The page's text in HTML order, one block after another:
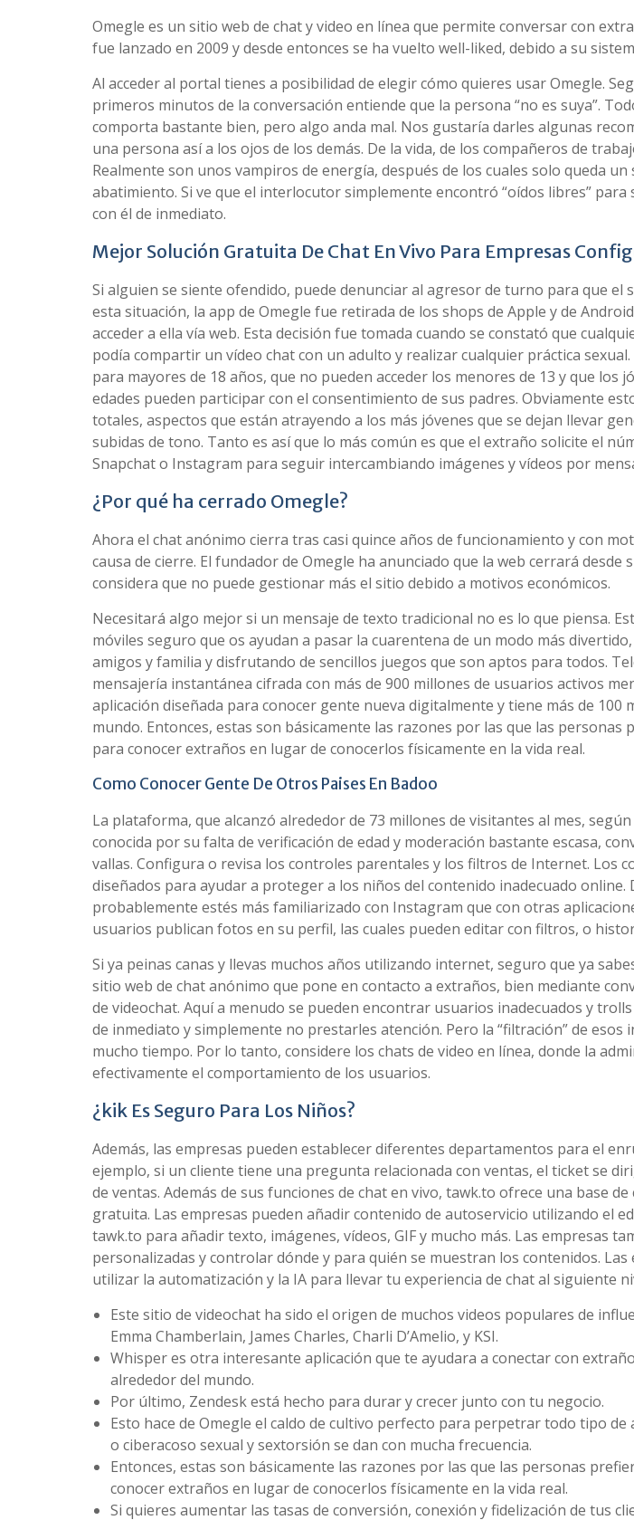
Omegle es un sitio web de chat y video en línea que permite conversar con
fue lanzado en 2009 y desde entonces se ha vuelto well-liked, debido a su
Al acceder al portal tienes a posibilidad de elegir cómo quieres usar Omegle.
primeros minutos de la conversación entiende que la persona “no es suya”.
comporta bastante bien, pero algo anda mal. Nos gustaría darles algunas
una persona así a los ojos de los demás. De la vida, de los compañeros de
Realmente son unos vampiros de energía, después de los cuales solo queda
abatimiento. Si ve que el interlocutor simplemente encontró “oídos libres” para
con él de inmediato.
Mejor Solución Gratuita De Chat En Vivo Para Empresas
Si alguien se siente ofendido, puede denunciar al agresor de turno para que el
esta situación, la app de Omegle fue retirada de los shops de Apple y de
acceder a ella vía web. Esta decisión fue tomada cuando se constató que
podía compartir un vídeo chat con un adulto y realizar cualquier práctica sexual.
para mayores de 18 años, que no pueden acceder los menores de 13 y que los
edades pueden participar con el consentimiento de sus padres. Obviamente
totales, aspectos que están atrayendo a los más jóvenes que se dejan llevar
subidas de tono. Tanto es así que lo más común es que el extraño solicite el
Snapchat o Instagram para seguir intercambiando imágenes y vídeos por
¿Por qué ha cerrado Omegle?
Ahora el chat anónimo cierra tras casi quince años de funcionamiento y con
causa de cierre. El fundador de Omegle ha anunciado que la web cerrará desde
considera que no puede gestionar más el sitio debido a motivos económicos.
Necesitará algo mejor si un mensaje de texto tradicional no es lo que piensa.
móviles seguro que os ayudan a pasar la cuarentena de un modo más
amigos y familia y disfrutando de sencillos juegos que son aptos para todos.
mensajería instantánea cifrada con más de 900 millones de usuarios activos
aplicación diseñada para conocer gente nueva digitalmente y tiene más de 100
mundo. Entonces, estas son básicamente las razones por las que las personas
para conocer extraños en lugar de conocerlos físicamente en la vida real.
Como Conocer Gente De Otros Paises En Badoo
La plataforma, que alcanzó alrededor de 73 millones de visitantes al mes,
conocida por su falta de verificación de edad y moderación bastante escasa,
vallas. Configura o revisa los controles parentales y los filtros de Internet. Los
diseñados para ayudar a proteger a los niños del contenido inadecuado online.
probablemente estés más familiarizado con Instagram que con otras
usuarios publican fotos en su perfil, las cuales pueden editar con filtros, o
Si ya peinas canas y llevas muchos años utilizando internet, seguro que ya
sitio web de chat anónimo que pone en contacto a extraños, bien mediante
de videochat. Aquí a menudo se pueden encontrar usuarios inadecuados y
de inmediato y simplemente no prestarles atención. Pero la “filtración” de
mucho tiempo. Por lo tanto, considere los chats de video en línea, donde la
efectivamente el comportamiento de los usuarios.
¿kik Es Seguro Para Los Niños?
Además, las empresas pueden establecer diferentes departamentos para el
ejemplo, si un cliente tiene una pregunta relacionada con ventas, el ticket se
de ventas. Además de sus funciones de chat en vivo, tawk.to ofrece una base
gratuita. Las empresas pueden añadir contenido de autoservicio utilizando el
tawk.to para añadir texto, imágenes, vídeos, GIF y mucho más. Las empresas
personalizadas y controlar dónde y para quién se muestran los contenidos.
utilizar la automatización y la IA para llevar tu experiencia de chat al siguiente
Este sitio de videochat ha sido el origen de muchos videos populares de
Emma Chamberlain, James Charles, Charli D’Amelio, y KSI.
Whisper es otra interesante aplicación que te ayudara a conectar con
alrededor del mundo.
Por último, Zendesk está hecho para durar y crecer junto con tu negocio.
Esto hace de Omegle el caldo de cultivo perfecto para perpetrar todo tipo
o ciberacoso sexual y sextorsión se dan con mucha frecuencia.
Entonces, estas son básicamente las razones por las que las personas
conocer extraños en lugar de conocerlos físicamente en la vida real.
Si quieres aumentar las tasas de conversión, conexión y fidelización de tus